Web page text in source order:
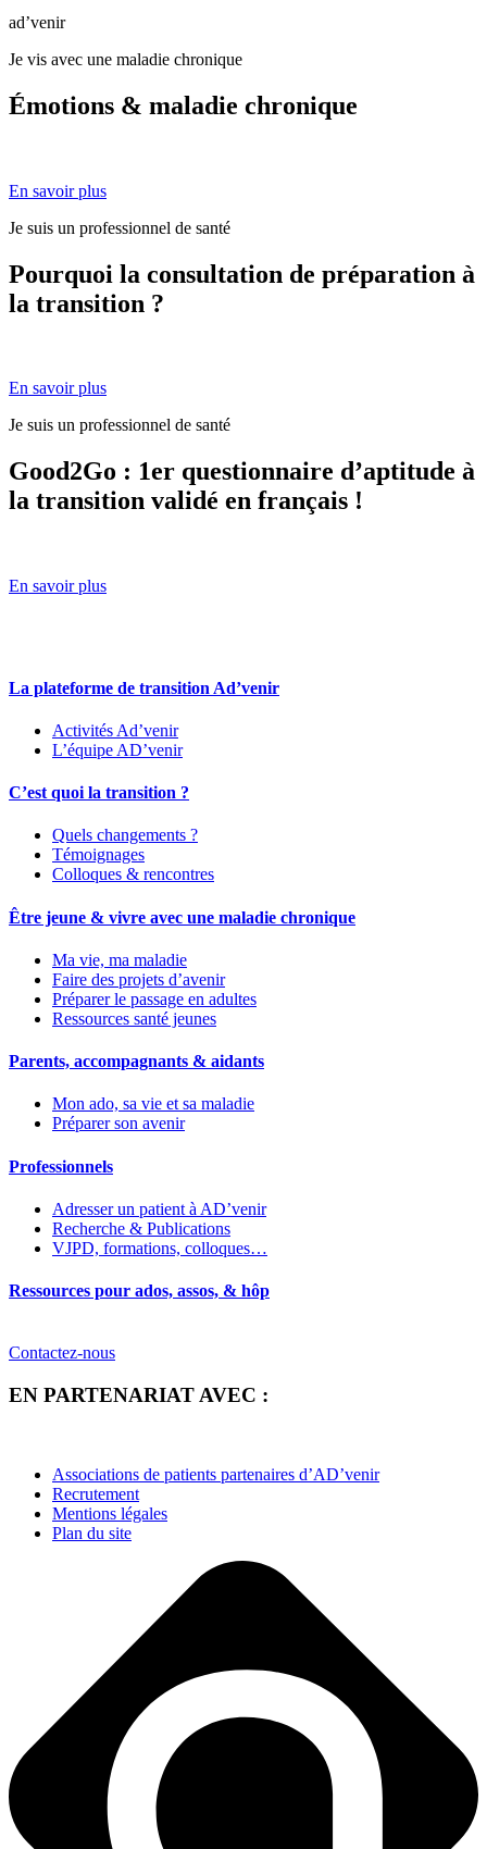
ad’venir
Je vis avec une maladie chronique
Émotions & maladie chronique
En savoir plus
Je suis un professionnel de santé
Pourquoi la consultation de préparation à
la transition ?
En savoir plus
Je suis un professionnel de santé
Good2Go : 1er questionnaire d’aptitude à
la transition validé en français !
En savoir plus
La plateforme de transition Ad’venir
Activités Ad’venir
L’équipe AD’venir
C’est quoi la transition ?
Quels changements ?
Témoignages
Colloques & rencontres
Être jeune & vivre avec une maladie chronique
Ma vie, ma maladie
Faire des projets d’avenir
Préparer le passage en adultes
Ressources santé jeunes
Parents, accompagnants & aidants
Mon ado, sa vie et sa maladie
Préparer son avenir
Professionnels
Adresser un patient à AD’venir
Recherche & Publications
VJPD, formations, colloques…
Ressources pour ados, assos, & hôp
Contactez-nous
EN PARTENARIAT AVEC :
Associations de patients partenaires d’AD’venir
Recrutement
Mentions légales
Plan du site